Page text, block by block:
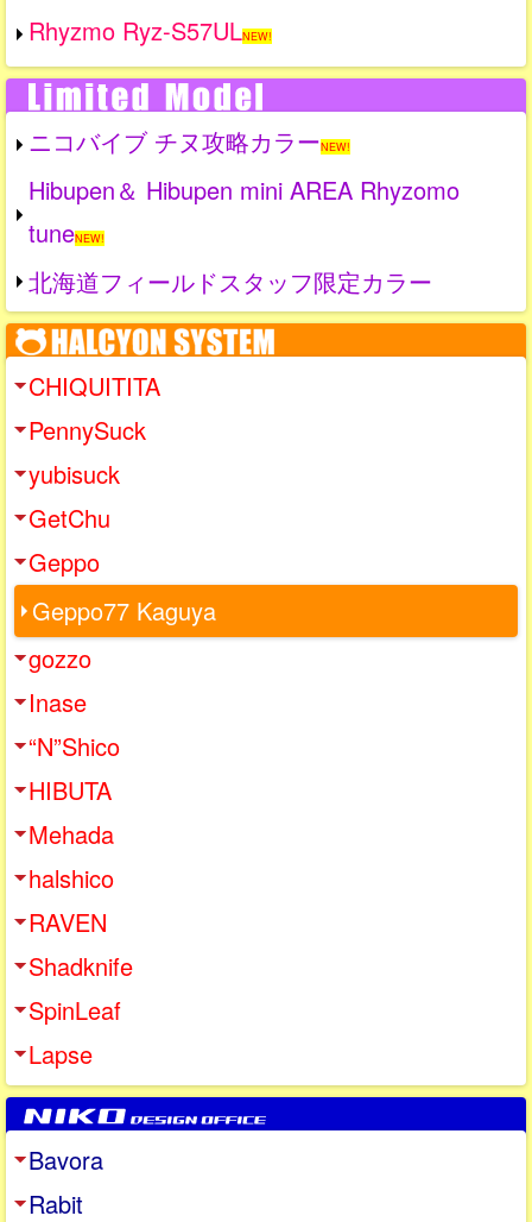
Rhyzmo Ryz-S57ULNEW!
ニコバイブ チヌ攻略カラーNEW!
Hibupen＆ Hibupen mini AREA Rhyzomo
tuneNEW!
北海道フィールドスタッフ限定カラー
CHIQUITITA
PennySuck
yubisuck
GetChu
Geppo
Geppo77 Kaguya
gozzo
Inase
“N”Shico
HIBUTA
Mehada
halshico
RAVEN
Shadknife
SpinLeaf
Lapse
Bavora
Rabit